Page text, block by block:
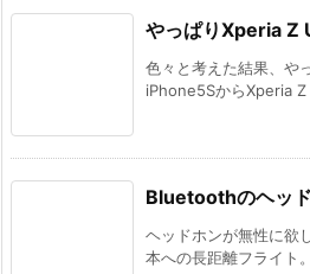
やっぱりXperia Z
色々と考えた結果、や
iPhone5SからXperia Z
Bluetoothのヘッ
ヘッドホンが無性に欲
本への長距離フライト